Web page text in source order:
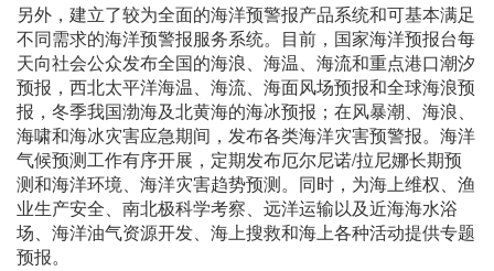
另外，建立了较为全面的海洋预警报产品系统和可基本满足
不同需求的海洋预警报服务系统。目前，国家海洋预报台每
天向社会公众发布全国的海浪、海温、海流和重点港口潮汐
预报，西北太平洋海温、海流、海面风场预报和全球海浪预
报，冬季我国渤海及北黄海的海冰预报；在风暴潮、海浪、
海啸和海冰灾害应急期间，发布各类海洋灾害预警报。海洋
气候预测工作有序开展，定期发布厄尔尼诺/拉尼娜长期预
测和海洋环境、海洋灾害趋势预测。同时，为海上维权、渔
业生产安全、南北极科学考察、远洋运输以及近海海水浴
场、海洋油气资源开发、海上搜救和海上各种活动提供专题
预报。